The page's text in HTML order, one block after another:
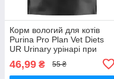
Корм вологий для котів
Purina Pro Plan Vet Diets
UR Urinary урінарі при
шляхів з куркою, 85 г
46,99 ₴ 55 ₴